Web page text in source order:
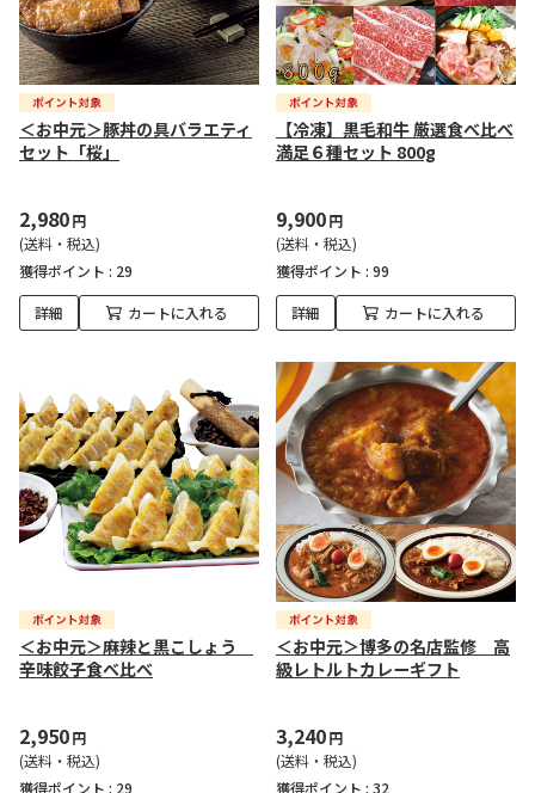
＜お中元＞豚丼の具バラエティ
セット「桜」
2,980円
(送料・税込)
獲得ポイント : 29
詳細 カートに入れる
【冷凍】黒毛和牛 厳選食べ比べ
満足６種セット 800g
9,900円
(送料・税込)
獲得ポイント : 99
詳細 カートに入れる
＜お中元＞麻辣と黒こしょう
辛味餃子食べ比べ
2,950円
(送料・税込)
獲得ポイント : 29
＜お中元＞博多の名店監修 高
級レトルトカレーギフト
3,240円
(送料・税込)
獲得ポイント : 32